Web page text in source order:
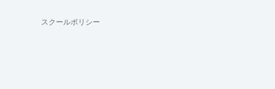
スクールポリシー